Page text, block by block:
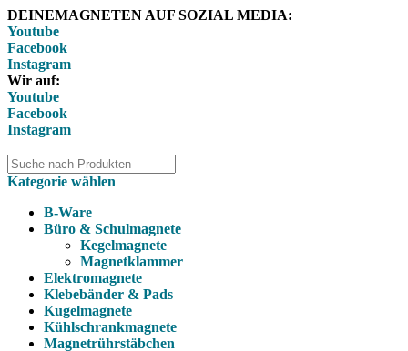
DEINEMAGNETEN AUF SOZIAL MEDIA:
Youtube
Facebook
Instagram
Wir auf:
Youtube
Facebook
Instagram
Kategorie wählen
B-Ware
Büro & Schulmagnete
Kegelmagnete
Magnetklammer
Elektromagnete
Klebebänder & Pads
Kugelmagnete
Kühlschrankmagnete
Magnetrührstäbchen